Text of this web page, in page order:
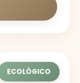
ECOLÓGICO